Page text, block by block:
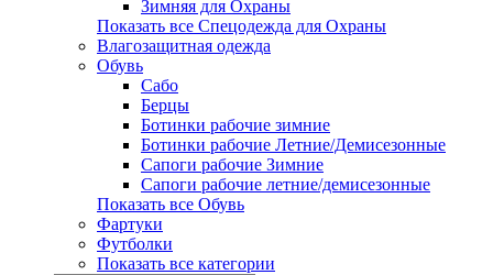
Зимняя для Охраны
Показать все Спецодежда для Охраны
Влагозащитная одежда
Обувь
Сабо
Берцы
Ботинки рабочие зимние
Ботинки рабочие Летние/Демисезонные
Сапоги рабочие Зимние
Сапоги рабочие летние/демисезонные
Показать все Обувь
Фартуки
Футболки
Показать все категории